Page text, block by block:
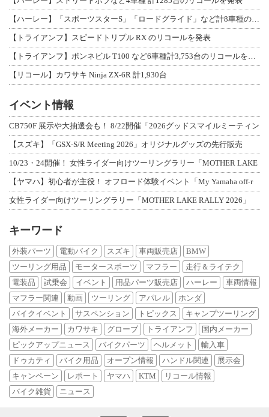
【ハーレー】「スポーツスターS」「ロードグライド」など計8車種のリコールを発表
【トライアンフ】スピードトリプル RX のリコールを発表
【トライアンフ】ボンネビル T100 など6車種計3,753台のリコールを発表
【リコール】カワサキ Ninja ZX-6R 計1,930台
イベント情報
CB750F 展示や大抽選会も！ 8/22開催「2026グッドスマイルミーティン
【スズキ】「GSX-S/R Meeting 2026」オリジナルグッズの先行販売
10/23・24開催！ 女性ライダー向けツーリングラリー「MOTHER LAKE
【ヤマハ】初心者が主役！ オフロード体験イベント「My Yamaha off-r
女性ライダー向けツーリングラリー「MOTHER LAKE RALLY 2026」
キーワード
外装パーツ 電動バイク スズキ 車両販売店
BMW
ツーリング用品
モータースポーツ マフラー
走行＆ライテク
電装品
試乗会 イベント 用品パーツ販売店 ハーレー
車両情報
マフラー関連
動画 ツーリング アパレル
ホンダ
バイクイベント
サスペンション トピックス
キャンプツーリング
海外メーカー
カワサキ グローブ トライアンフ
国内メーカー
ピックアップニュース
バイクパーツ ヘルメット
輸入車
ドゥカティ
バイク用品 オープン情報 ハンドル関連
展示会
キャンペーン
レポート ヤマハ KTM
リコール情報
バイク雑貨
ニュース